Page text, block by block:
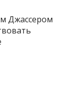
Джассером